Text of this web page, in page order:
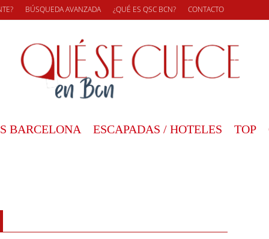
BÚSQUEDA AVANZADA ¿QUÉ ES QSC BCN? CONTACTO
BARCELONA ESCAPADAS / HOTELES TOP